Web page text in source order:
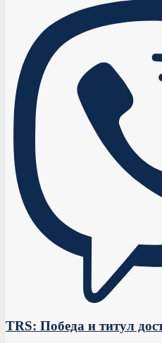
TRS: Победа и титул